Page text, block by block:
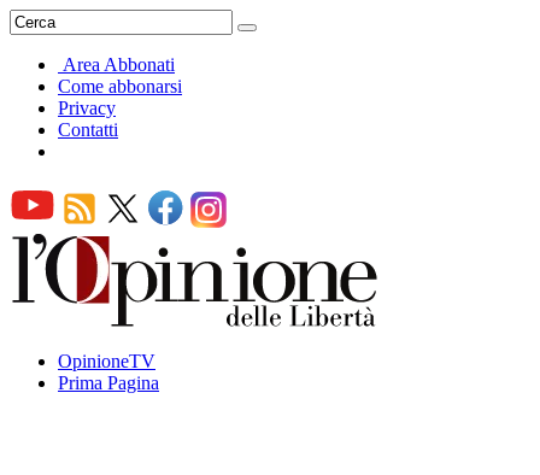
Area Abbonati
Come abbonarsi
Privacy
Contatti
OpinioneTV
Prima Pagina